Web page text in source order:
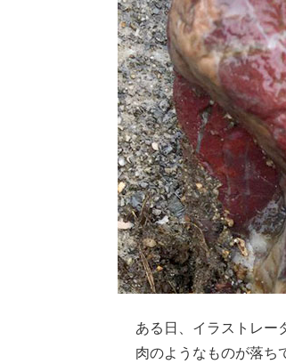
ある日、イラストレー
肉のようなものが落ち